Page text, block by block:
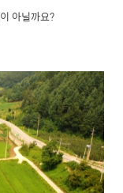
아닐까요?